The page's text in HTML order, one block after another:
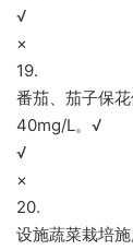
√
×
19.
番茄、茄子保
40mg/L。√
√
×
20.
设施蔬菜栽培